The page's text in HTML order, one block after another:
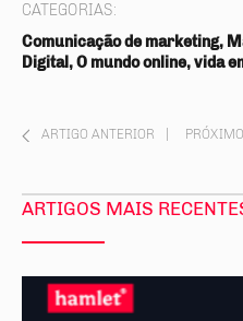
CATEGORIAS:
Comunicação de marketing,
Digital, O mundo online, vida
ARTIGO ANTERIOR
ARTIGOS MAIS